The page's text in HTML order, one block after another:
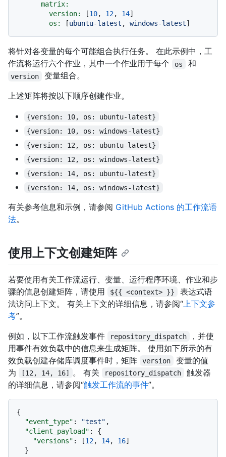
matrix:
version:
[10, 12, 14]
os:
[ubuntu-latest , windows-latest
将针对各变量的每个可能组合执行任务。 在此示例中，工
作流将运行六个作业，其中一个作业用于每个
os 和
version
变量组合。
上述矩阵将按以下顺序创建作业。
{version: 10, os: ubuntu-latest}
{version: 10, os: windows-latest}
{version: 12, os: ubuntu-latest}
{version: 12, os: windows-latest}
{version: 14, os: ubuntu-latest}
{version: 14, os: windows-latest}
有关参考信息和示例，请参阅 GitHub Actions 的工作流语
法。
使用上下文创建矩阵
若要使用有关工作流运行、变量、运行程序环境、作业和步
骤的信息创建矩阵，请使用
${{ <context> }}
表达式语
法访问上下文。 有关上下文的详细信息，请参阅“ 上下文参
考”。
例如，以下工作流触发事件
repository_dispatch
，并使
用事件有效负载中的信息来生成矩阵。 使用如下所示的有
效负载创建存储库调度事件时，矩阵
version
变量的值
为
[12, 14, 16] 。 有关 repository_dispatch
触发器
的详细信息，请参阅“触发工作流的事件”。
{
"event_type" : "test" ,
"client_payload" :
{
"versions" : [12, 14, 16]
}